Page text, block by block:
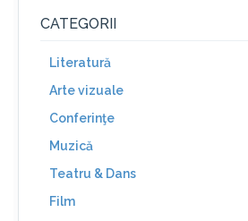
CATEGORII
Literatură
Arte vizuale
Conferinţe
Muzică
Teatru & Dans
Film